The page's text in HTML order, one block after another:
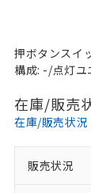
押ボタンスイ
構成: -/点灯
在庫/販売
在庫/販売状況
販売状況